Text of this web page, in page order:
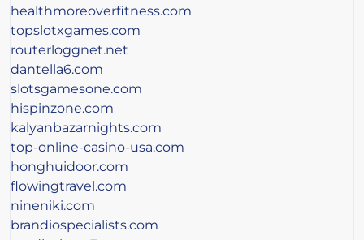
healthmoreoverfitness.com
topslotxgames.com
routerloggnet.net
dantella6.com
slotsgamesone.com
hispinzone.com
kalyanbazarnights.com
top-online-casino-usa.com
honghuidoor.com
flowingtravel.com
nineniki.com
brandiospecialists.com